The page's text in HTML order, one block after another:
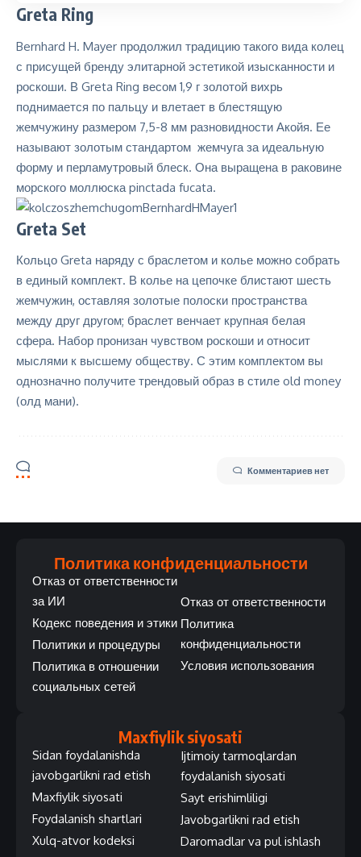
Greta Ring
Bernhard H. Mayer продолжил традицию такого вида колец
с присущей бренду элитарной эстетикой изысканности и
роскоши. В Greta Ring весом 1,9 г золотой вихрь
поднимается по пальцу и влетает в блестящую
жемчужину размером 7,5-8 мм разновидности Акойя. Ее
называют золотым стандартом жемчуга за идеальную
форму и перламутровый блеск. Она выращена в раковине
морского моллюскаpinctada fucata.
Greta Set
Кольцо Greta наряду с браслетом и колье можно собрать
в единый комплект. В колье на цепочке блистают шесть
жемчужин, оставляя золотые полоски пространства
между друг другом; браслет венчает крупная белая
сфера. Набор пронизан чувством роскоши и относит
мыслями к высшему обществу. С этим комплектом вы
однозначно получите трендовый образ в стиле old money
(олд мани).
Комментариев нет
Политика конфиденциальности
Отказ от ответственности
за ИИ
Кодекс поведения и этики
Политики и процедуры
Политика в отношении
социальных сетей
Отказ от ответственности
Политика
конфиденциальности
Условия использования
Maxfiylik siyosati
Sidan foydalanishda
javobgarlikni rad etish
Maxfiylik siyosati
Foydalanish shartlari
Xulq-atvor kodeksi
Ijtimoiy tarmoqlardan
foydalanish siyosati
Sayt erishimliligi
Javobgarlikni rad etish
Daromadlar va pul ishlash